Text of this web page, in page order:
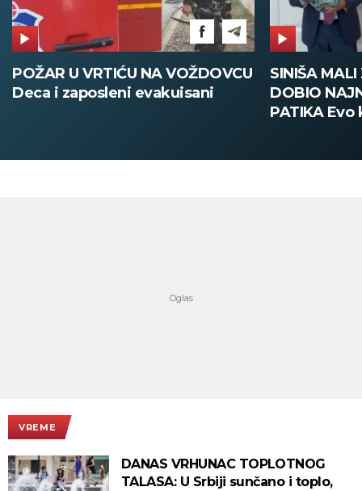
POŽAR U VRTIĆU NA VOŽDOVCU
Deca i zaposleni evakuisani
SINIŠA
DOBIO
PATIKA
VREME
DANAS VRHUNAC TOPLOTNOG
TALASA: U Srbiji sunčano i toplo,